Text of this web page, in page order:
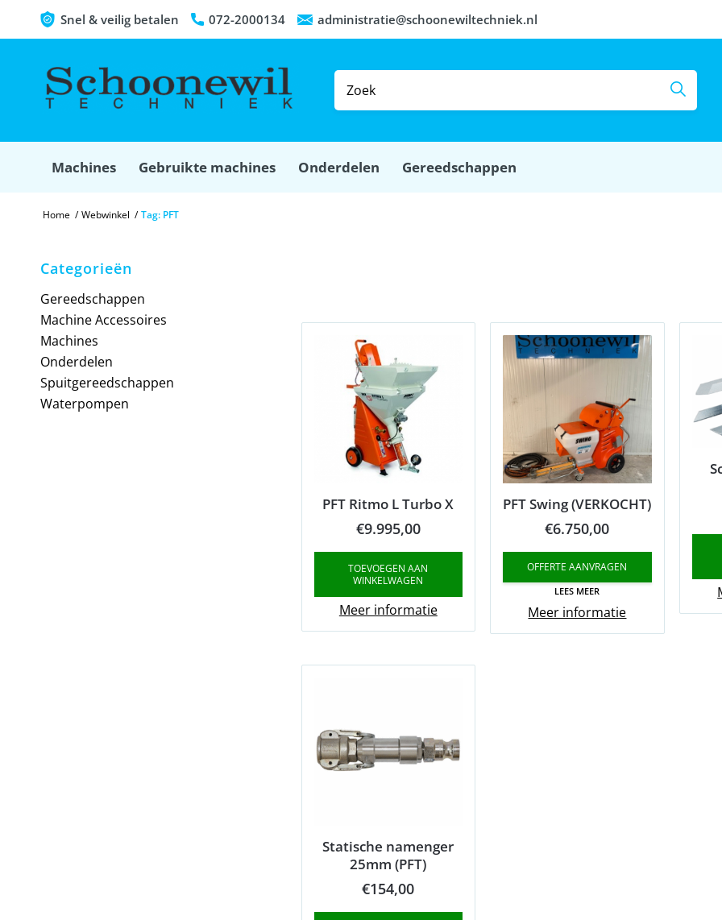
Snel & veilig betalen 072-2000134 administratie@schoonewiltechniek.nl
Machines Gebruikte machines Onderdelen Gereedschappen
Home / Webwinkel / Tag: PFT
PFT Ritmo L Turbo X
€9.995,00
TOEVOEGEN AAN
WINKELWAGEN
Meer informatie
PFT Swing (VERKOCHT)
€6.750,00
OFFERTE AANVRAGEN
LEES MEER
Meer informatie
Statische namenger
25mm (PFT)
€154,00
Categorieën
Gereedschappen
Machine Accessoires
Machines
Onderdelen
Spuitgereedschappen
Waterpompen